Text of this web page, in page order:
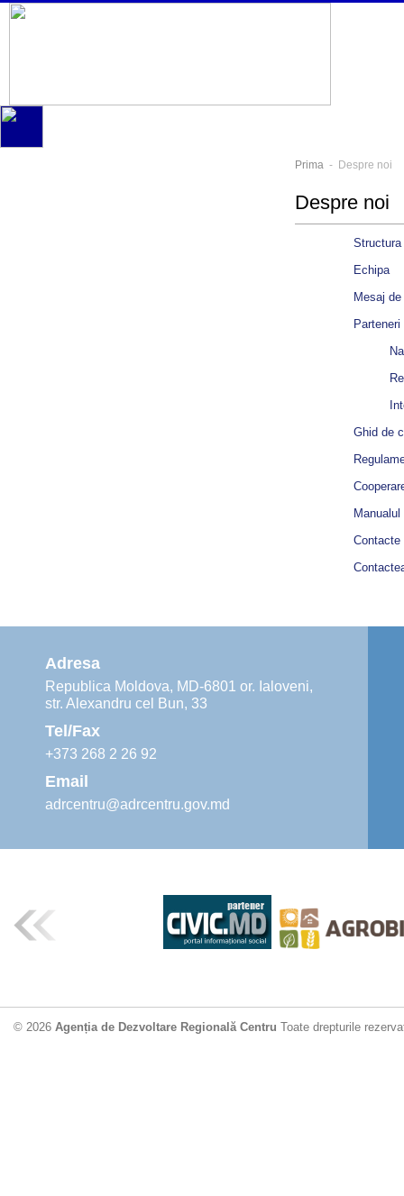
Prima - Despre noi
Despre noi
Structura
Echipa
Mesaj
Parteneri
Ghid de
Contacte
Adresa
Republica Moldova, MD-6801 or. Ialoveni,
str. Alexandru cel Bun, 33
Tel/Fax
+373 268 2 26 92
Email
adrcentru@adrcentru.gov.md
© 2026 Agenția de Dezvoltare Regională Centru Toate drepturile